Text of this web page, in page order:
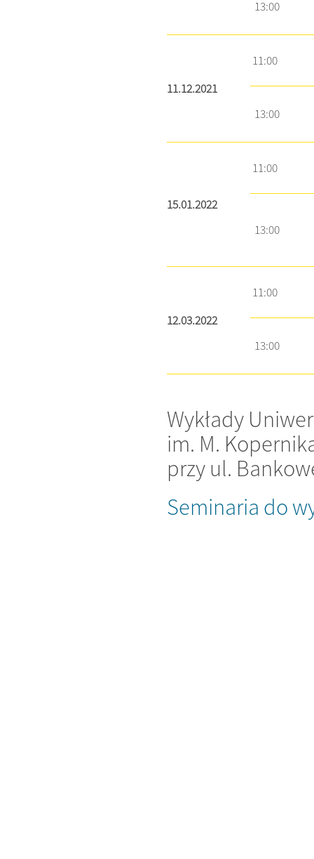
13:00
11.12.2021
11:00
13:00
15.01.2022
11:00
13:00
12.03.2022
11:00
13:00
Wykłady
im. M.
​przy ul.
Seminaria do